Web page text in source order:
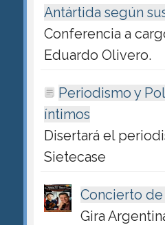
Antártida según
Conferencia a
Eduardo Olivero.
Periodismo y
íntimos
Disertará el
Sietecase
Concierto de
Gira